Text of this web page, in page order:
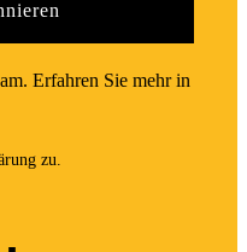
Erfahren Sie mehr in
zu.